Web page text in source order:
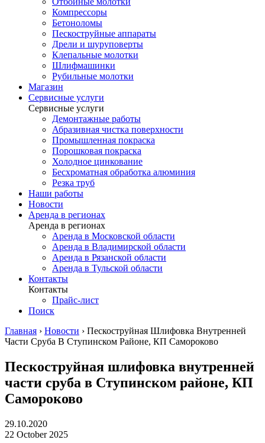
Компрессоры
Бетоноломы
Пескоструйные аппараты
Дрели и шуруповерты
Клепальные молотки
Шлифмашинки
Рубильные молотки
Магазин
Сервисные услуги
Сервисные услуги
Демонтажные работы
Абразивная чистка поверхности
Промышленная покраска
Порошковая покраска
Холодное цинкование
Бесхроматная обработка алюминия
Резка труб
Наши работы
Новости
Аренда в регионах
Аренда в регионах
Аренда в Московской области
Аренда в Владимирской области
Аренда в Рязанской области
Аренда в Тульской области
Контакты
Контакты
Прайс-лист
Поиск
Главная › Новости › Пескоструйная Шлифовка Внутренней
Части Сруба В Ступинском Районе, КП Самороково
Пескоструйная шлифовка внутренней
части сруба в Ступинском районе, КП
Самороково
29.10.2020
22 October 2025